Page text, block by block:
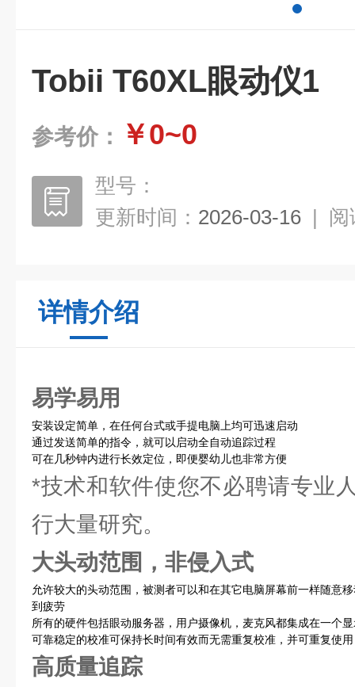
Tobii T60XL眼动仪1
参考价： ￥0~0
型号：
更新时间： 2026-03-16 | 阅
详情介绍
易学易用
安装设定简单，在任何台式或手提电脑上均可迅速启动
通过发送简单的指令，就可以启动全自动追踪过程
可在几秒钟内进行长效定位，即便婴幼儿也非常方便
*技术和软件使您不必聘请专业
行大量研究。
大头动范围，非侵入式
允许较大的头动范围，被测者可以和在其它电脑屏幕前一样随意
到疲劳
所有的硬件包括眼动服务器，用户摄像机，麦克风都集成在一个
可靠稳定的校准可保持长时间有效而无需重复校准，并可重复使用
高质量追踪